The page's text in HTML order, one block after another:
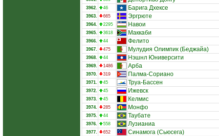
3962. 46 Барига Дхексе
3963. 665 Эргрюте
3964. 2295 Навои
3965. 3618 Маккаби
3966. 44 Фелито
3967. 475 Мулудия Олимпик (Беджайа)
3968. 44 Нэшнл Юниверсити
3969. 1486 Арба
3970. 319 Палма-Сориано
3971. 45 Труа-Бассен
3972. 45 Ижевск
3973. 45 Келмис
3974. 285 Монфо
3975. 44 Таубате
3976. 558 Лузианиа
3977. 652 Синамога (Сьюсега)